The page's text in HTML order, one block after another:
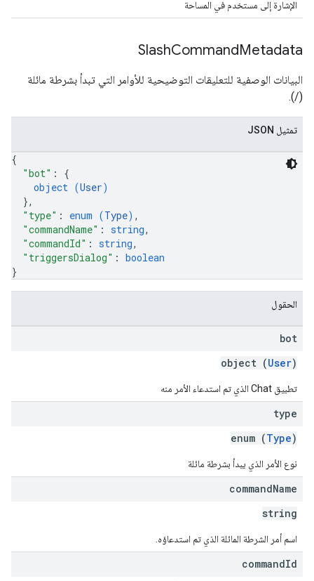
الإشارة إلى مستخدم في المساحة
SlashCommandMetadata
البيانات الوصفية للتعليقات التوضيحية للأوامر التي تبدأ بشرطة مائلة
(/).
تمثيل JSON
{
"bot" : {
object (User)
},
"type" : enum (Type) ,
"commandName" : string,
"commandId" : string,
"triggersDialog" : boolean
}
الحقول
bot
object (User)
تطبيق Chat الذي تم استدعاء الأمر منه
type
enum (Type)
نوع الأمر الذي يبدأ بشرطة مائلة
commandName
string
اسم أمر الشرطة المائلة الذي تم استدعاؤه.
commandId